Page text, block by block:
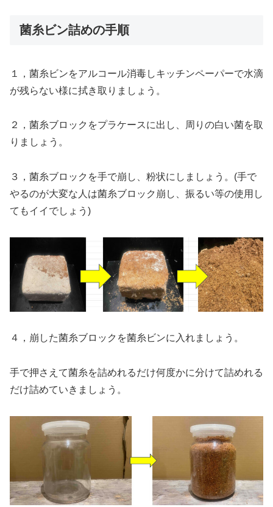
菌糸ビン詰めの手順
１，菌糸ビンをアルコール消毒しキッチンペーパーで水滴
が残らない様に拭き取りましょう。
２，菌糸ブロックをプラケースに出し、周りの白い菌を取
りましょう。
３，菌糸ブロックを手で崩し、粉状にしましょう。(手で
やるのが大変な人は菌糸ブロック崩し、振るい等の使用し
てもイイでしょう)
４，崩した菌糸ブロックを菌糸ビンに入れましょう。
手で押さえて菌糸を詰めれるだけ何度かに分けて詰めれる
だけ詰めていきましょう。